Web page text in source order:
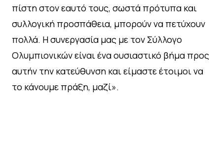
πίστη στον εαυτό τους, σωστά πρότυπα και
συλλογική προσπάθεια, μπορούν να πετύχουν
πολλά. Η συνεργασία μας με τον Σύλλογο
Ολυμπιονικών είναι ένα ουσιαστικό βήμα προς
αυτήν την κατεύθυνση και είμαστε έτοιμοι να
το κάνουμε πράξη, μαζί».